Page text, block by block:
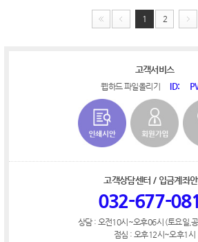
1 2
고객서비스
웹하드 파일올리기 ID:
고객상담센터 / 입금계좌안
032-677-
상담 : 오전10시~오후06시 (토요일,
점심 : 오후12시~오후1시